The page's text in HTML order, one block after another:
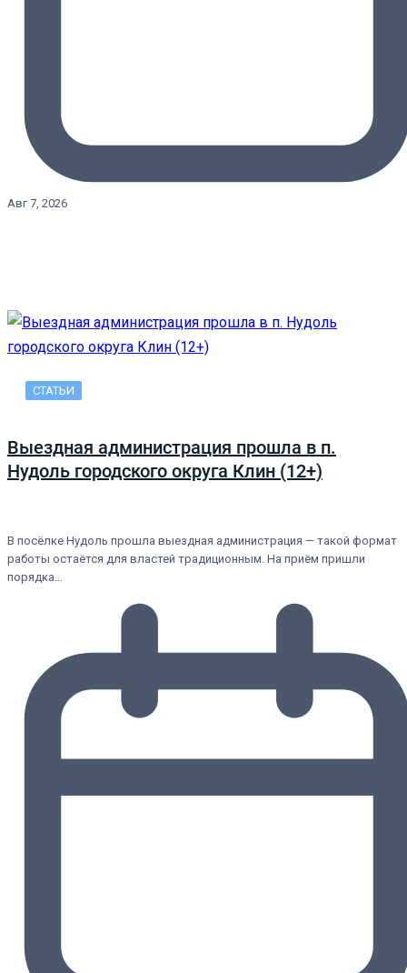
Авг 7, 2026
СТАТЬИ
Выездная администрация прошла в п.
Нудоль городского округа Клин (12+)
В посёлке Нудоль прошла выездная администрация — такой формат
работы остаётся для властей традиционным. На приём пришли
порядка…